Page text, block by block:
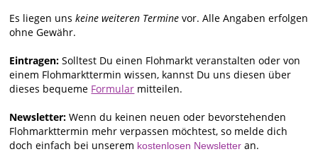
Es liegen unskeine weiteren Termine vor. Alle Angaben erfolgen
ohne Gewähr.
Eintragen:Solltest Du einen Flohmarkt veranstalten oder von
einem Flohmarkttermin wissen, kannst Du uns diesen über
dieses bequeme Formular mitteilen.
Newsletter: Wenn du keinen neuen oder bevorstehenden
Flohmarkttermin mehr verpassen möchtest, so melde dich
doch einfach bei unserem kostenlosen Newsletter an.